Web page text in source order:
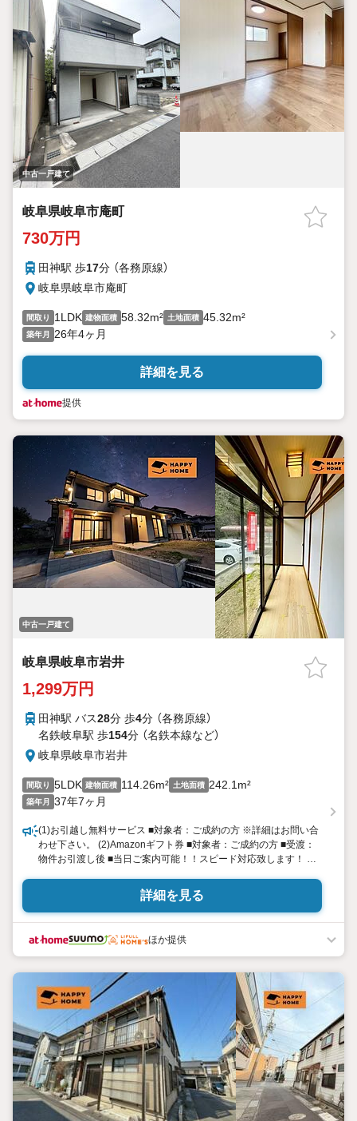
中古一戸建て
岐阜県岐阜市庵町
730万円
田神駅 歩17分 （各務原線）
岐阜県岐阜市庵町
間取り 1LDK 建物面積 58.32m² 土地面積 45.32m²
築年月 26年4ヶ月
詳細を見る
提供
中古一戸建て
岐阜県岐阜市岩井
1,299万円
田神駅 バス28分 歩4分 （各務原線）
名鉄岐阜駅 歩154分 （名鉄本線など）
岐阜県岐阜市岩井
間取り 5LDK 建物面積 114.26m² 土地面積 242.1m²
築年月 37年7ヶ月
(1)お引越し無料サービス ■対象者：ご成約の方 ※詳細はお問い合
わせ下さい。 (2)Amazonギフト券 ■対象者：ご成約の方 ■受渡：
物件お引渡し後 ■当日ご案内可能！！スピード対応致します！ ※
詳細を見る
ほか提供